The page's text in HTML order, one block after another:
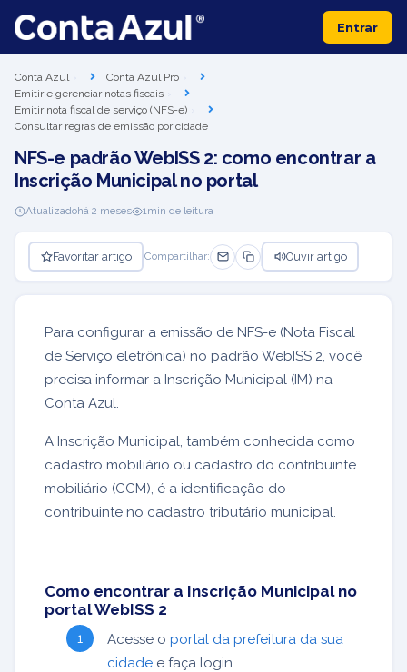
Entrar
Conta Azul
Conta Azul Pro
Emitir e gerenciar notas fiscais
Emitir nota fiscal de serviço (NFS-e)
Consultar regras de emissão por cidade
NFS-e padrão WebISS 2: como encontrar a
Inscrição Municipal no portal
Atualizadohá 2 meses 1min de leitura
Favoritar artigo Compartilhar: Ouvir artigo
Para configurar a emissão de NFS-e (Nota Fiscal
de Serviço eletrônica) no padrão WebISS 2, você
precisa informar a Inscrição Municipal (IM) na
Conta Azul.
A Inscrição Municipal, também conhecida como
cadastro mobiliário ou cadastro do contribuinte
mobiliário (CCM), é a identificação do
contribuinte no cadastro tributário municipal.
Como encontrar a Inscrição Municipal no
portal WebISS 2
Acesse o portal da prefeitura da sua
cidade e faça login.